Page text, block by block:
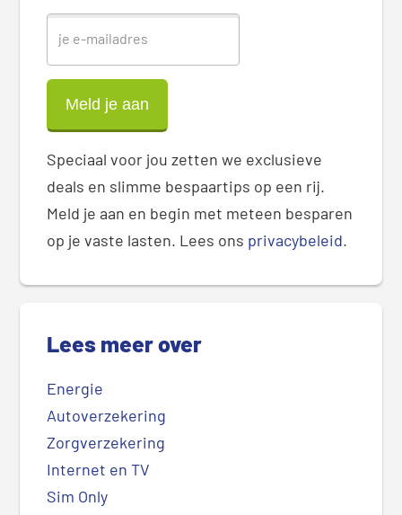
Speciaal voor jou zetten we exclusieve
deals en slimme bespaartips op een rij.
Meld je aan en begin met meteen besparen
op je vaste lasten. Lees ons privacybeleid.
Lees meer over
Energie
Autoverzekering
Zorgverzekering
Internet en TV
Sim Only